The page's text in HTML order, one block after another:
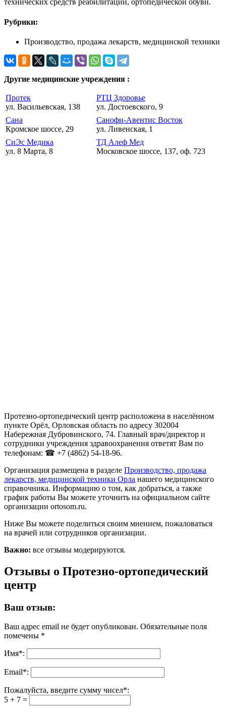
технических средств реабилитации, ортопедической обуви.
Рубрики:
Производство, продажа лекарств, медицинской техники
Другие медицинские учреждения :
Протек
ул. Васильевская, 138
РТЦ Здоровье
ул. Достоевского, 9
Сана
Кромское шоссе, 29
Санофи-Авентис Восток
ул. Ливенская, 1
СиЭс Медика
ул. 8 Марта, 8
ТД Алеф Мед
Московское шоссе, 137, оф. 723
Протезно-ортопедический центр расположена в населённом
пункте Орёл, Орловская область по адресу 302004
Набережная Дубровинского, 74. Главный врач/директор и
сотрудники учреждения здравоохранения ответят Вам по
телефонам: ☎ +7 (4862) 54-18-96.
Организация размещена в разделе Производство, продажа
лекарств, медицинской техники Орла нашего медицинского
справочника. Информацию о том, как добраться, а также
график работы Вы можете уточнить на официальном сайте
организации ortosom.ru.
Ниже Вы можете поделиться своим мнением, пожаловаться
на врачей или сотрудников организации.
Важно: все отзывы модерируются.
Отзывы о Протезно-ортопедический
центр
Ваш отзыв:
Ваш адрес email не будет опубликован. Обязательные поля
помечены *
Имя*:
Email*:
Пожалуйста, введите сумму чисел*:
5 + 7 =